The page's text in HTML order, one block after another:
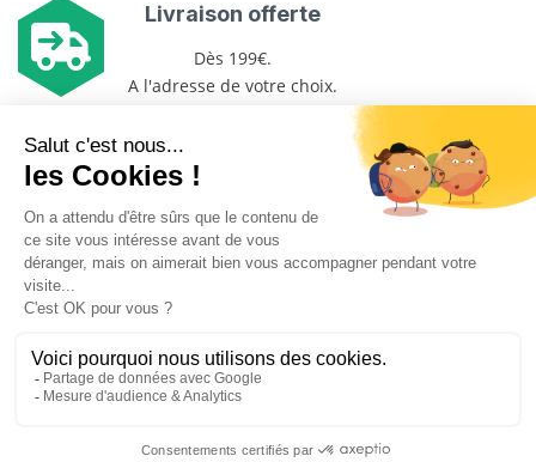
Livraison offerte
Dès 199€.
A l'adresse de votre choix.
Plus de 1000 références
Au meilleur prix.